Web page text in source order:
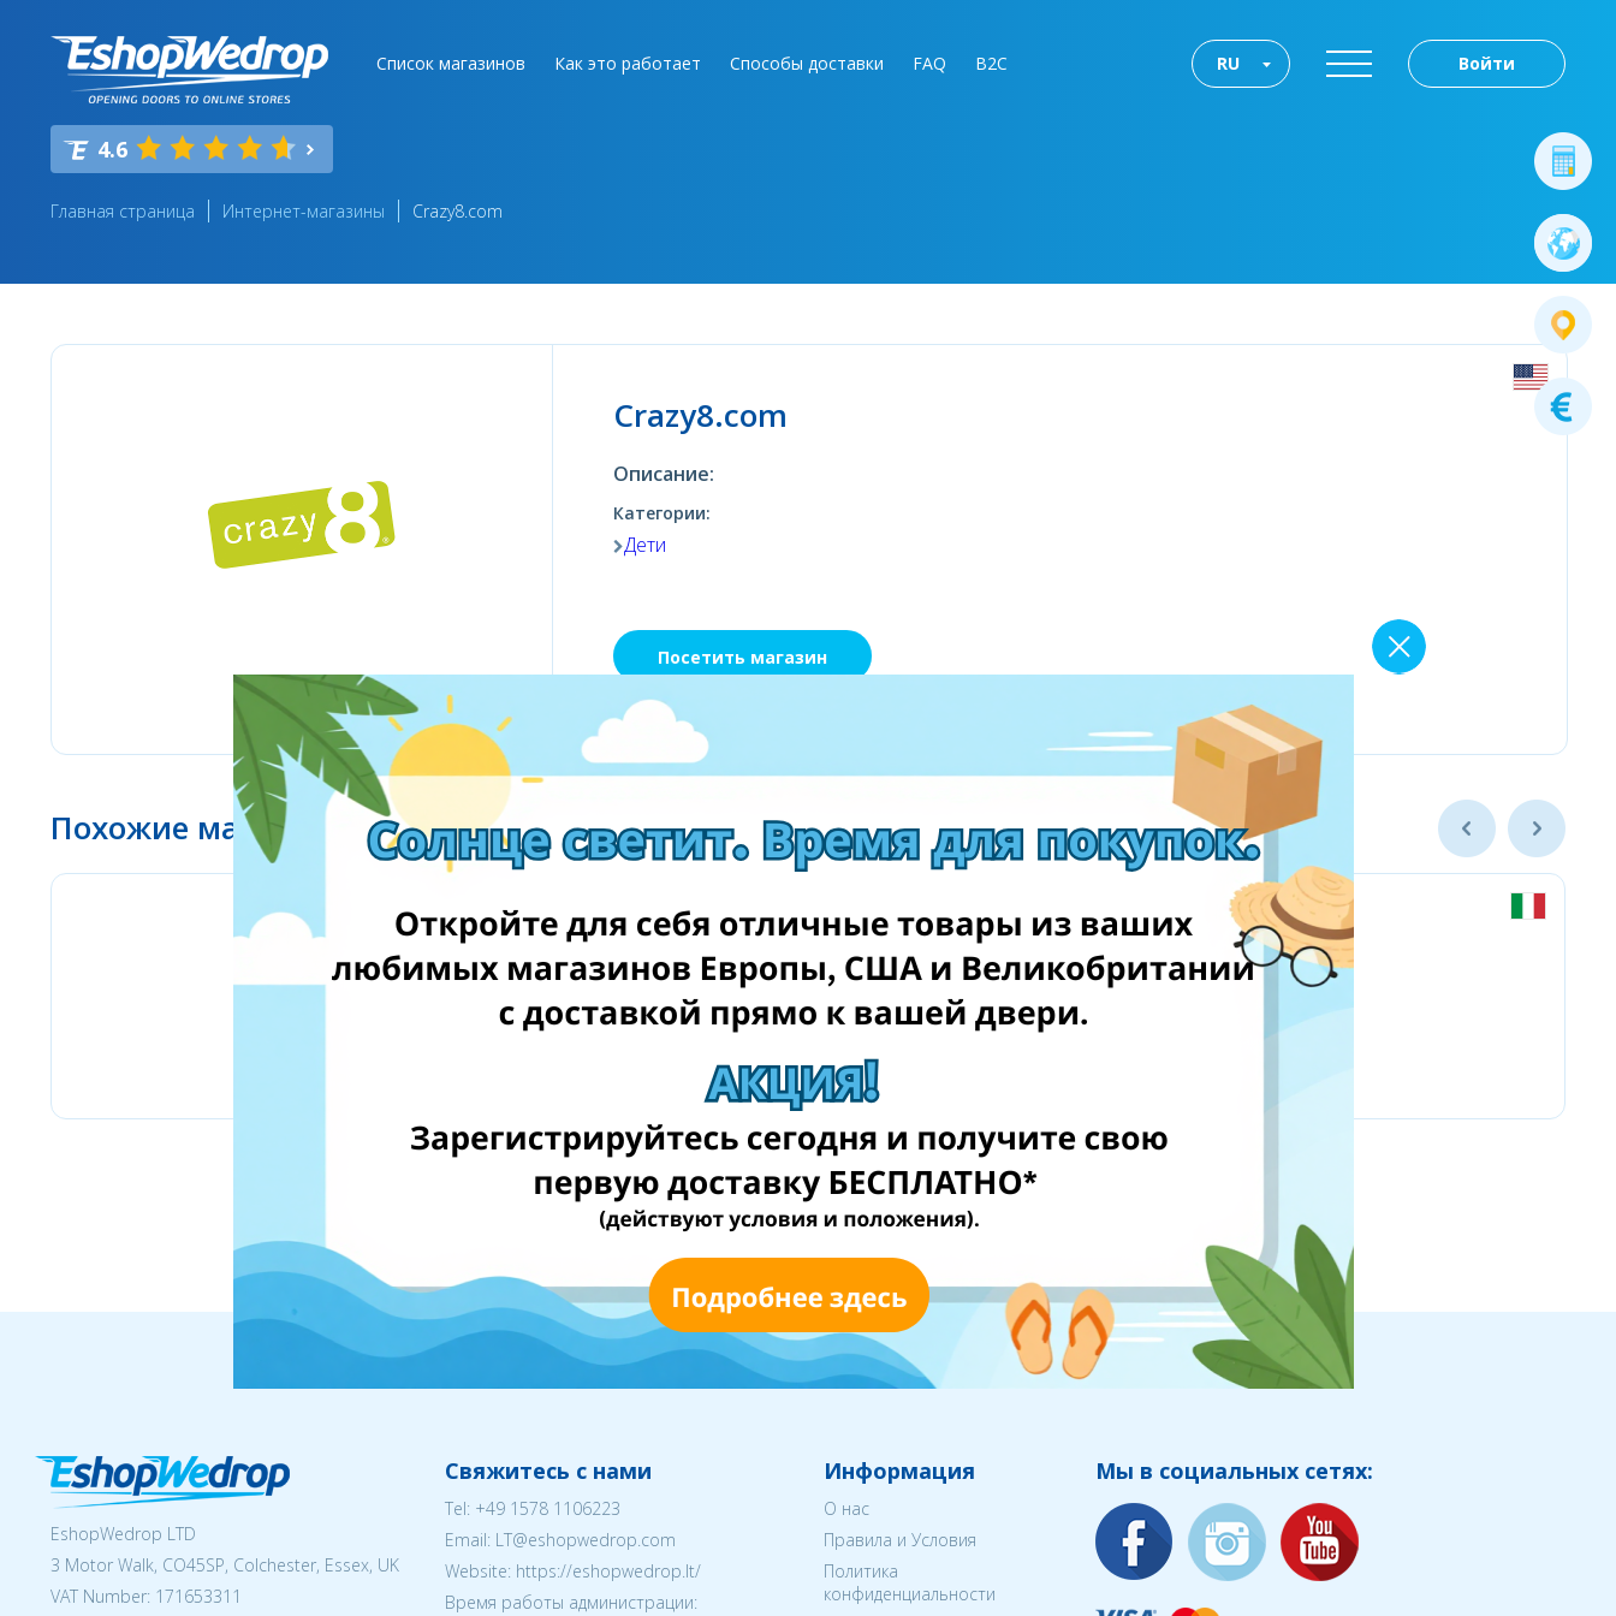
Список магазинов Как это работает Способы доставки FAQ B2C Войти
RU
4.6
Главная страница Интернет-магазины Crazy8.com
Crazy8.com
Описание:
Категории:
Дети
Посетить магазин
Похожие магазины
EshopWedrop LTD
3 Motor Walk, CO45SP, Colchester, Essex, UK
VAT Number: 171653311
Свяжитесь с нами
Tel: +49 1578 1106223
Email: LT@eshopwedrop.com
Website: https://eshopwedrop.lt/
Время работы администрации:
Информация
О нас
Правила и Условия
Политика
конфиденциальности
Мы в социальных сетях: